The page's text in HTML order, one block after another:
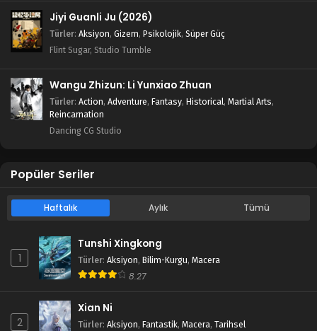
Jiyi Guanli Ju (2026)
Türler: Aksiyon, Gizem, Psikolojik, Süper Güç
Flint Sugar, Studio Tumble
Wangu Zhizun: Li Yunxiao Zhuan
Türler: Action, Adventure, Fantasy, Historical, Martial Arts,
Reincarnation
Dancing CG Studio
Popüler Seriler
Haftalık Aylık Tümü
1
Tunshi Xingkong
Türler: Aksiyon, Bilim-Kurgu, Macera
8.27
2
Xian Ni
Türler: Aksiyon, Fantastik, Macera, Tarihsel